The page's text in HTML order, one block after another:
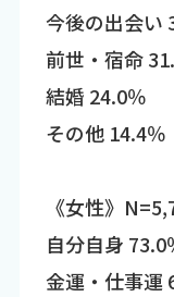
今後の出会い
前世・宿命
結婚 24.0％
その他 14.4％
《女性》
自分自身 73.0
金運・仕事運